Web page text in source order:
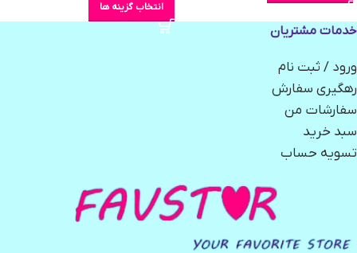
انتخاب گزینه ها
خدمات مشتریان
ورود / ثبت نام
رهگیری سفارش
سفارشات من
سبد خرید
تسویه حساب